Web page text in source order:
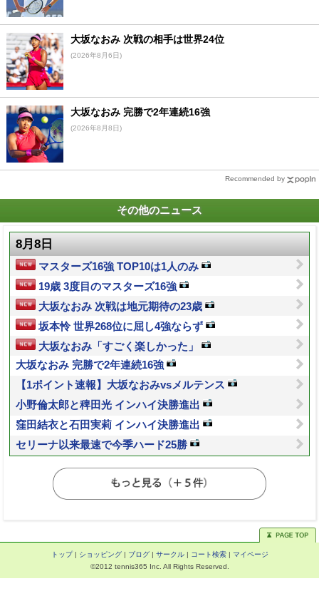
大坂なおみ 次戦の相手は世界24位
(2026年8月6日)
大坂なおみ 完勝で2年連続16強
(2026年8月8日)
Recommended by
その他のニュース
8月8日
マスターズ16強 TOP10は1人のみ
19歳 3度目のマスターズ16強
大坂なおみ 次戦は地元期待の23歳
坂本怜 世界268位に屈し4強ならず
大坂なおみ「すごく楽しかった」
大坂なおみ 完勝で2年連続16強
【1ポイント速報】大坂なおみvsメルテンス
小野倫太郎と稗田光 インハイ決勝進出
窪田結衣と石田実莉 インハイ決勝進出
セリーナ以来最速で今季ハード25勝
トップ| ショッピング| ブログ| サークル| コート検索| マイページ
©2012 tennis365 Inc. All Rights Reserved.